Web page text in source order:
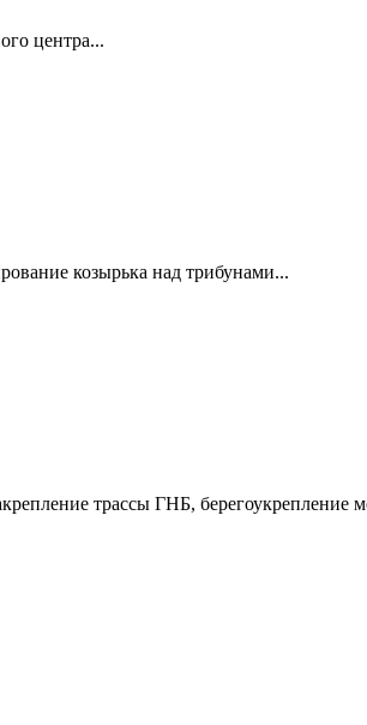
центра...
козырька над трибунами...
трассы ГНБ, берегоукрепление